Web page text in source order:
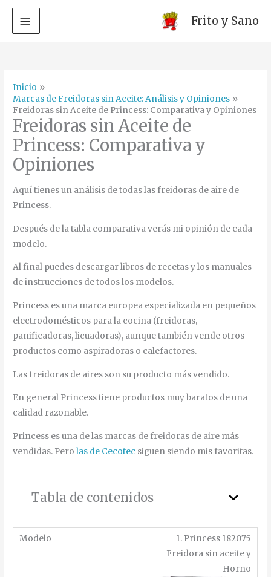
Ir
Frito y Sano
MENÚ
PRINCIPAL
Inicio
Marcas de Freidoras sin Aceite: Análisis y Opiniones
Freidoras sin Aceite de Princess: Comparativa y Opiniones
Freidoras sin Aceite de
Princess: Comparativa y
Opiniones
Aquí tienes un análisis de todas las freidoras de aire de
Princess.
Después de la tabla comparativa verás mi opinión de cada
modelo.
Al final puedes descargar libros de recetas y los manuales
de instrucciones de todos los modelos.
Princess es una marca europea especializada en pequeños
electrodomésticos para la cocina (freidoras,
panificadoras, licuadoras), aunque también vende otros
productos como aspiradoras o calefactores.
Las freidoras de aires son su producto más vendido.
En general Princess tiene productos muy baratos de una
calidad razonable.
Princess es una de las marcas de freidoras de aire más
vendidas. Perolas de Cecotec siguen siendo mis favoritas.
Tabla de contenidos
1. Princess 182075
Freidora sin aceite y
Horno